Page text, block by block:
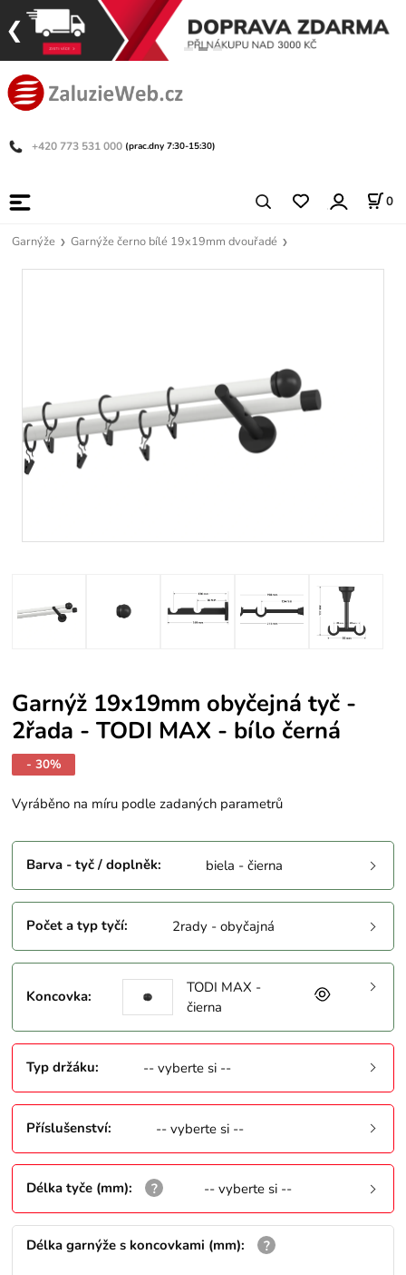
+420 773 531 000 (prac.dny 7:30-15:30)
0
Garnýže Garnýže černo bílé 19x19mm dvouřadé
Garnýž 19x19mm obyčejná tyč -
2řada - TODI MAX - bílo černá
- 30%
Vyráběno na míru podle zadaných parametrů
Barva - tyč / doplněk: biela - čierna
Počet a typ tyčí: 2rady - obyčajná
Koncovka:
TODI MAX -
čierna
Typ držáku: -- vyberte si --
Příslušenství: -- vyberte si --
Délka tyče (mm): -- vyberte si --
Délka garnýže s koncovkami (mm):